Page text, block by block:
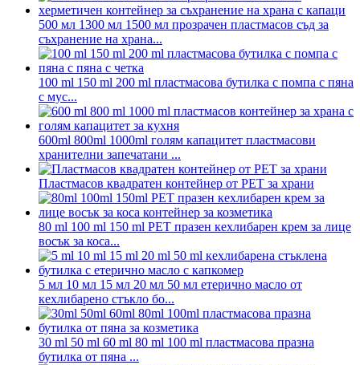
500 мл 1300 мл 1500 мл прозрачен пластмасов съд за
съхранение на храна...
100 ml 150 ml 200 ml пластмасова бутилка с помпа с пяна
с мус...
600ml 800ml 1000ml голям капацитет пластмасови
хранителни запечатани ...
Пластмасов квадратен контейнер от PET за храни
80 ml 100 ml 150 ml PET празен кехлибарен крем за лице
восък за коса...
5 мл 10 мл 15 мл 20 мл 50 мл етерично масло от
кехлибарено стъкло бо...
30 ml 50 ml 60 ml 80 ml 100 ml пластмасова празна
бутилка от пяна ...